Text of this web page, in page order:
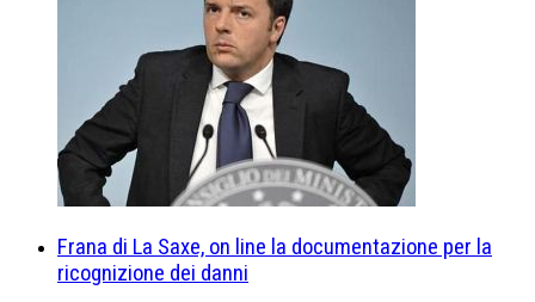
Frana di La Saxe, on line la documentazione per la
ricognizione dei danni